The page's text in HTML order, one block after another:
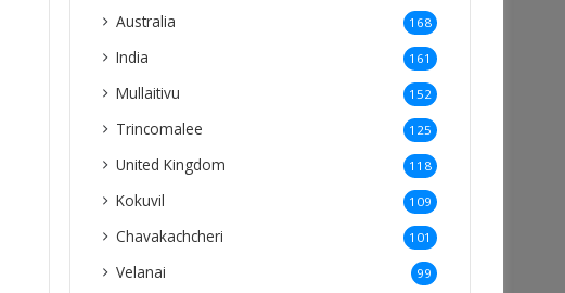
Australia 168
India 161
Mullaitivu 152
Trincomalee 125
United Kingdom 118
Kokuvil 109
Chavakachcheri 101
Velanai 99